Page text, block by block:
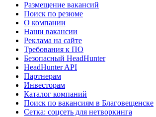
Размещение вакансий
Поиск по резюме
О компании
Наши вакансии
Реклама на сайте
Требования к ПО
Безопасный HeadHunter
HeadHunter API
Партнерам
Инвесторам
Каталог компаний
Поиск по вакансиям в Благовещенске
Сетка: соцсеть для нетворкинга